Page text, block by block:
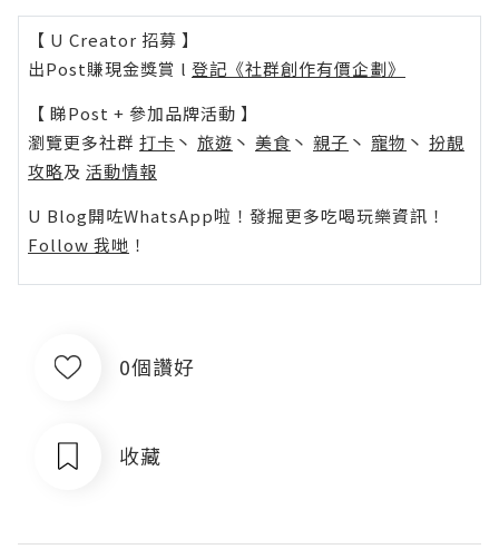
【 U Creator 招募 】
出Post賺現金獎賞 l 登記《社群創作有價企劃》
【 睇Post + 參加品牌活動 】
瀏覽更多社群 打卡 丶 旅遊 丶 美食 丶 親子 丶 寵物 丶 扮靚
攻略及 活動情報
U Blog開咗WhatsApp啦！發掘更多吃喝玩樂資訊！
Follow 我哋 ！
0個讚好
收藏